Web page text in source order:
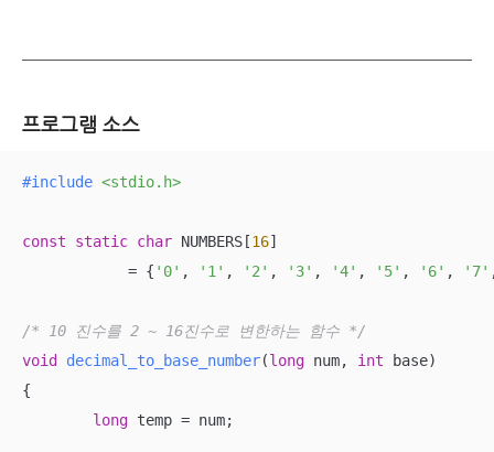
프로그램 소스
#include <stdio.h>
const static char NUMBERS[16]
            = {
'0' , '1' , '2' , '3' , '4' , '5' , '6' , '7'
/* 10 진수를 2 ~ 16진수로 변한하는 함수 */
void
decimal_to_base_number(long num, int base)
{
long temp = num;